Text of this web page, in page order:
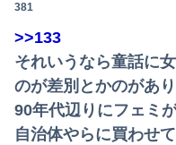
381
>>133
それいうなら童話に
のが差別とかのがあ
90年代辺りにフェミ
自治体やらに買わせ